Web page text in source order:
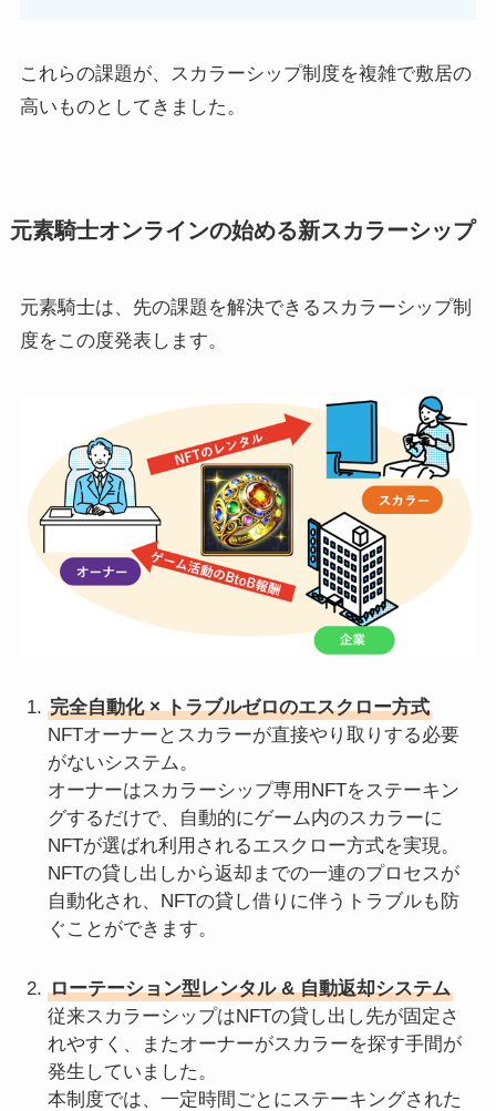
これらの課題が、スカラーシップ制度を複雑で敷居の
高いものとしてきました。
元素騎士オンラインの始める新スカラーシップ
元素騎士は、先の課題を解決できるスカラーシップ制
度をこの度発表します。
完全自動化 × トラブルゼロのエスクロー方式
NFTオーナーとスカラーが直接やり取りする必要
がないシステム。
オーナーはスカラーシップ専用NFTをステーキン
グするだけで、自動的にゲーム内のスカラーに
NFTが選ばれ利用されるエスクロー方式を実現。
NFTの貸し出しから返却までの一連のプロセスが
自動化され、NFTの貸し借りに伴うトラブルも防
ぐことができます。
ローテーション型レンタル & 自動返却システム
従来スカラーシップはNFTの貸し出し先が固定さ
れやすく、またオーナーがスカラーを探す手間が
発生していました。
本制度では、一定時間ごとにステーキングされた